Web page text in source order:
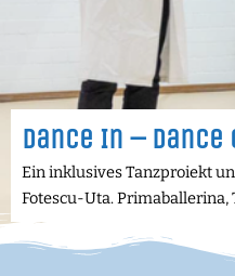
Dance In – Dance
Ein inklusives Tanzproiekt
Fotescu-Uta.